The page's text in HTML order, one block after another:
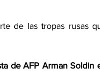
de las tropas rusas
de AFP Arman Soldin